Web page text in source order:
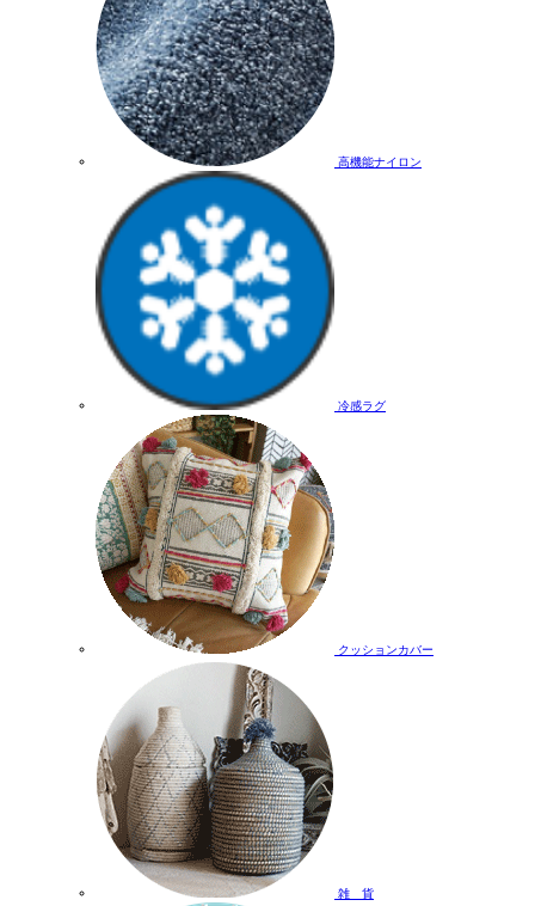
高機能ナイロン
冷感ラグ
クッションカバー
雑 貨